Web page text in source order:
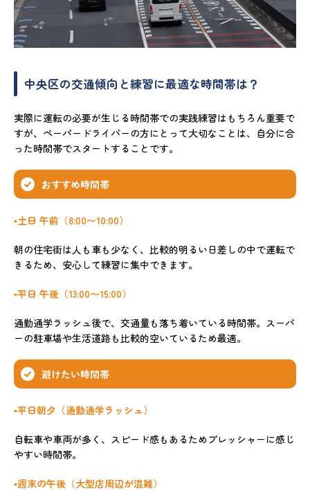
中央区の交通傾向と練習に最適な時間帯は？
実際に運転の必要が生じる時間帯での実践練習はもちろん重要で
すが、ペーパードライバーの方にとって大切なことは、自分に合
った時間帯でスタートすることです。
おすすめ時間帯
▪️土日 午前（8:00〜10:00）
朝の住宅街は人も車も少なく、比較的明るい日差しの中で運転で
きるため、安心して練習に集中できます。
▪️平日 午後（13:00〜15:00）
通勤通学ラッシュ後で、交通量も落ち着いている時間帯。スーパ
ーの駐車場や生活道路も比較的空いているため最適。
避けたい時間帯
▪️平日朝夕（通勤通学ラッシュ）
自転車や車両が多く、スピード感もあるためプレッシャーに感じ
やすい時間帯。
▪️週末の午後（大型店周辺が混雑）